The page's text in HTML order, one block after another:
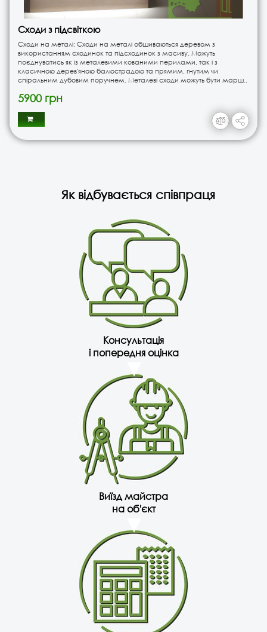
Сходи з підсвіткою
Сходи на металі: Сходи на металі обшиваються деревом з
використанням сходинок та підсходинок з масиву. Можуть
поєднуватись як із металевими кованими перилами, так і з
класичною дерев'яною балюстрадою та прямим, гнутим чи
спіральним дубовим поручнем. Металеві сходи можуть бути марш..
5900 грн
Як відбувається співпраця
Консультація
і попередня оцінка
Виїзд майстра
на об'єкт